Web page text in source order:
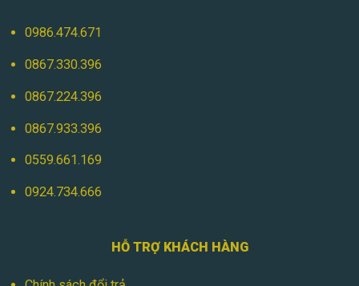
0986.474.671
0867.330.396
0867.224.396
0867.933.396
0559.661.169
0924.734.666
HỖ TRỢ KHÁCH HÀNG